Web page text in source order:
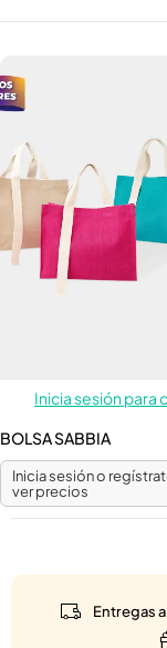
Inicia sesión para
BOLSA SABBIA
Inicia sesión o
ver precios
Entregas